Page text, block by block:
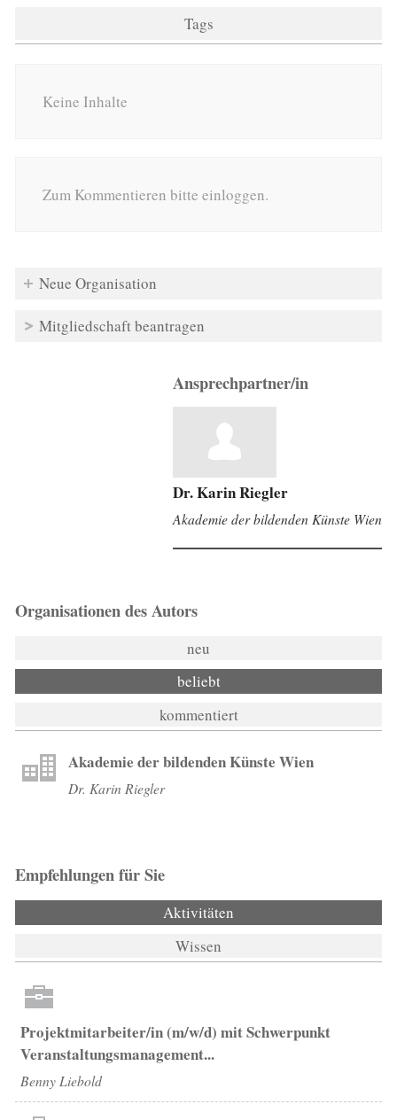
Tags
Keine Inhalte
Zum Kommentieren bitte einloggen.
Neue Organisation
Mitgliedschaft beantragen
Ansprechpartner/in
Dr. Karin Riegler
Akademie der bildenden Künste Wien
Organisationen des Autors
neu
beliebt
kommentiert
Akademie der bildenden Künste Wien
Dr. Karin Riegler
Empfehlungen für Sie
Aktivitäten
Wissen
Projektmitarbeiter/in (m/w/d) mit Schwerpunkt
Veranstaltungsmanagement...
Benny Liebold